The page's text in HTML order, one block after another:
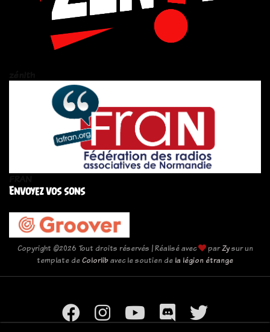
Envoyez vos sons
Copyright ©2026 Tout droits réservés | Réalisé avec parZysur un
template deColorlibavec le soutien de la légion étrange